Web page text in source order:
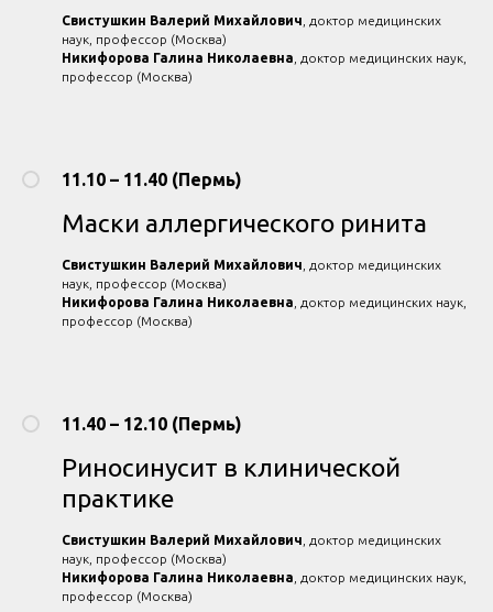
Свистушкин Валерий Михайлович , доктор медицинских
наук, профессор (Москва)
Никифорова Галина Николаевна , доктор медицинских наук,
профессор (Москва)
11.10 – 11.40 (Пермь)
Маски аллергического ринита
Свистушкин Валерий Михайлович , доктор медицинских
наук, профессор (Москва)
Никифорова Галина Николаевна , доктор медицинских наук,
профессор (Москва)
11.40 – 12.10 (Пермь)
Риносинусит в клинической
практике
Свистушкин Валерий Михайлович , доктор медицинских
наук, профессор (Москва)
Никифорова Галина Николаевна , доктор медицинских наук,
профессор (Москва)